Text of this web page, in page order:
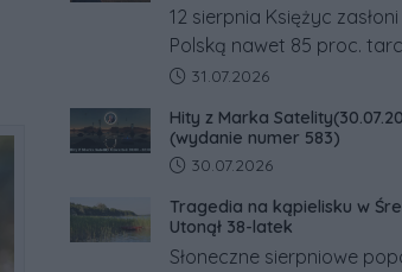
12 sierpnia Księżyc
Polską nawet 85 proc.
Słońca. Największe
zachodem.
Data dodania artykułu:
31.07.2026
Hity z Marka
(wydanie numer 583)
Data dodania artykułu:
30.07.2026
Tragedia na kąpielisku w
Utonął 38-latek
Słoneczne sierpniowe